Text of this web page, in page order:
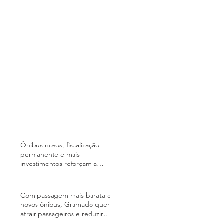
Ônibus novos, fiscalização
permanente e mais
investimentos reforçam a
Com passagem mais barata e
novos ônibus, Gramado quer
atrair passageiros e reduzir